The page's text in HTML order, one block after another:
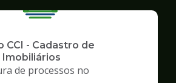
CCI - Cadastro de
de processos no